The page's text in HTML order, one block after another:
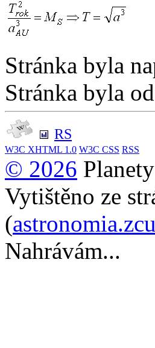
Stránka byla
Stránka byla
RS
W3C XHTML 1.0 W3C CSS RSS
© 2026
Vytištěno ze
(
Nahrávám...